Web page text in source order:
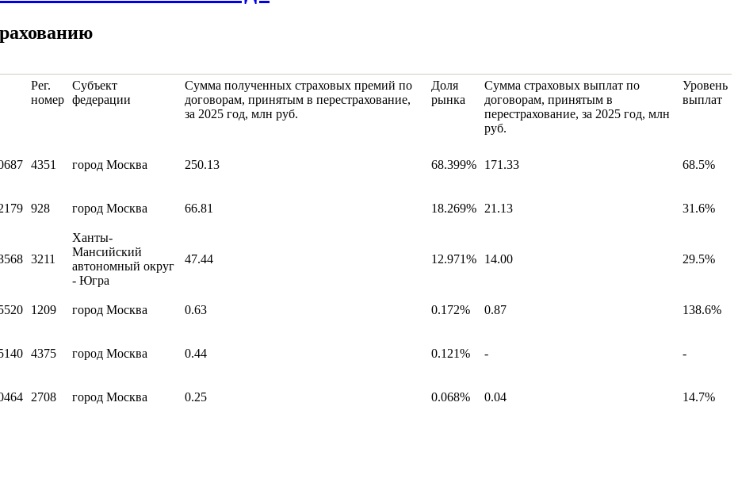
Рег.
номер
Субъект
федерации
Сумма полученных страховых премий по
договорам, принятым в перестрахование,
за 2025 год, млн руб.
Доля
рынка
Сумма страховых выплат по
договорам, принятым в
перестрахование, за 2025 год, млн
руб.
Уровень
выплат
4351 город Москва 250.13 68.399% 171.33 68.5%
928 город Москва 66.81 18.269% 21.13 31.6%
3211
Ханты-
Мансийский
автономный округ
- Югра
47.44 12.971% 14.00 29.5%
1209 город Москва 0.63 0.172% 0.87 138.6%
4375 город Москва 0.44 0.121% - -
2708 город Москва 0.25 0.068% 0.04 14.7%